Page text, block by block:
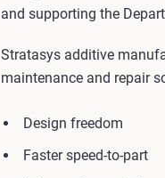
and supporting the
Stratasys additive
maintenance and repair
Design freedom
Faster speed-to-part